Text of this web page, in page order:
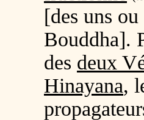
[des uns
Bouddha].
des deux
Hinayana,